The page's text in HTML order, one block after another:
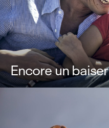
Encore un baiser